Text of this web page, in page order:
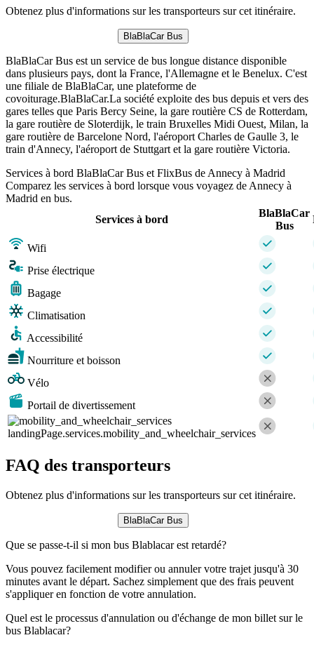
Obtenez plus d'informations sur les transporteurs sur cet itinéraire.
BlaBlaCar Bus
BlaBlaCar Bus est un service de bus longue distance disponible
dans plusieurs pays, dont la France, l'Allemagne et le Benelux. C'est
une filiale de BlaBlaCar, une plateforme de
covoiturage.BlaBlaCar.La société exploite des bus depuis et vers des
gares telles que Paris Bercy Seine, la gare routière CS de Rotterdam,
la gare routière de Sloterdijk, le train Bruxelles Midi Ouest, Milan, la
gare routière de Barcelone Nord, l'aéroport Charles de Gaulle 3, le
train d'Annecy, l'aéroport de Stuttgart et la gare routière Victoria.
Services à bord BlaBlaCar Bus et FlixBus de Annecy à Madrid
Comparez les services à bord lorsque vous voyagez de Annecy à
Madrid en bus.
Services à bord
BlaBlaCar
Bus
Wifi
Prise électrique
Bagage
Climatisation
Accessibilité
Nourriture et boisson
Vélo
Portail de divertissement
landingPage.services.mobility_and_wheelchair_services
FAQ des transporteurs
Obtenez plus d'informations sur les transporteurs sur cet itinéraire.
BlaBlaCar Bus
Que se passe-t-il si mon bus Blablacar est retardé?
Vous pouvez facilement modifier ou annuler votre trajet jusqu'à 30
minutes avant le départ. Sachez simplement que des frais peuvent
s'appliquer en fonction de votre annulation.
Quel est le processus d'annulation ou d'échange de mon billet sur le
bus Blablacar?